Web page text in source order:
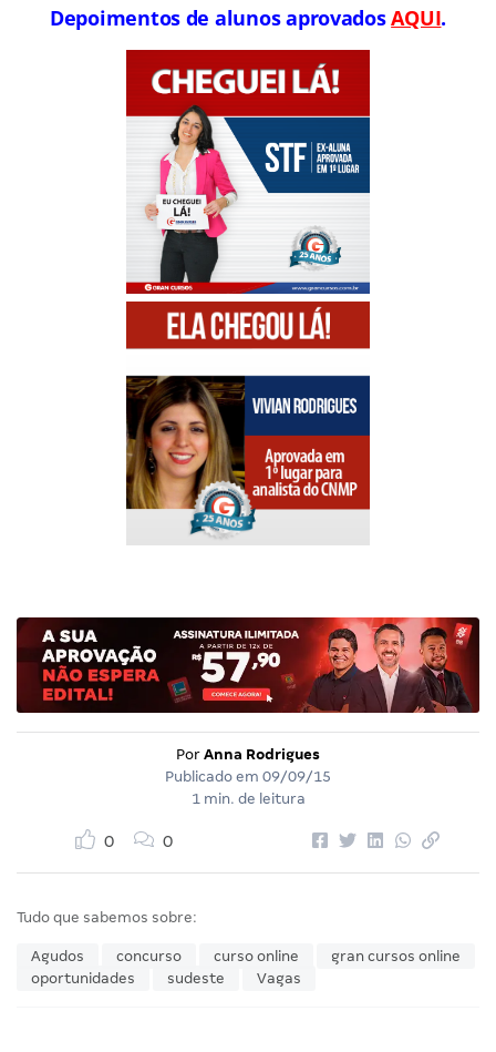
Depoimentos de alunos aprovadosAQUI.
Por Anna Rodrigues
Publicado em 09/09/15
1 min. de leitura
0 0
Tudo que sabemos sobre:
Agudos concurso curso online
gran cursos online
oportunidades
sudeste Vagas